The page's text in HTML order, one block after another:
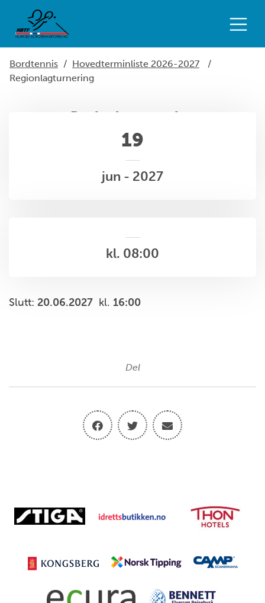
Bordtennis / Hovedterminliste 2026-2027
/
Regionlagturnering
Regionlagturnering
19
jun - 2027
kl. 08:00
Slutt: 20.06.2027 kl. 16:00
Del